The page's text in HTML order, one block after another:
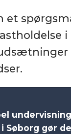
et
i
Søborg gør